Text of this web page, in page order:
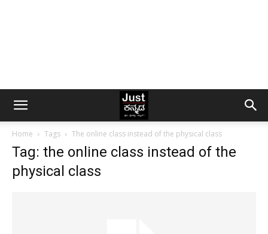
Home Tags The online class instead of the physical class
Tag: the online class instead of the
physical class